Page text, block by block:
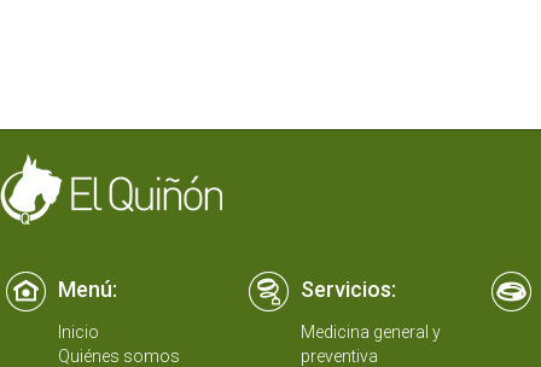
Menú: Servicios:
Inicio
Quiénes somos
Medicina general y
preventiva